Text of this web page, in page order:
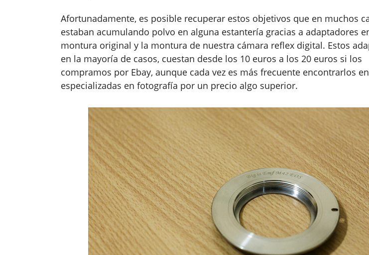
Afortunadamente, es posible recuperar estos objetivos que en muchos
estaban acumulando polvo en alguna estantería gracias a adaptadores
montura original y la montura de nuestra cámara reflex digital. Estos
en la mayoría de casos, cuestan desde los 10 euros a los 20 euros si los
compramos por Ebay, aunque cada vez es más frecuente encontrarlos
especializadas en fotografía por un precio algo superior.